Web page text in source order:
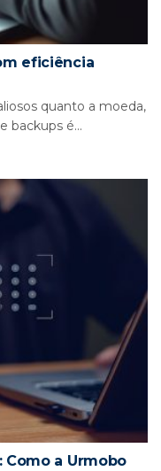
eficiência
quanto a moeda,
backups é...
a Urmobo